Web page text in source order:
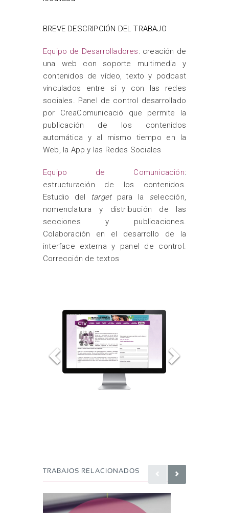
BREVE DESCRIPCIÓN DEL TRABAJO
Equipo de Desarrolladores: creación de
una web con soporte multimedia y
contenidos de vídeo, texto y podcast
vinculados entre sí y con las redes
sociales. Panel de control desarrollado
por CreaComunicació que permite la
publicación de los contenidos
automática y al mismo tiempo en la
Web, la App y las Redes Sociales
Equipo de Comunicación:
estructuración de los contenidos.
Estudio del
target para la selección,
nomenclatura y distribución de las
secciones y publicaciones.
Colaboración en el desarrollo de la
interface externa y panel de control.
Corrección de textos
TRABAJOS RELACIONADOS